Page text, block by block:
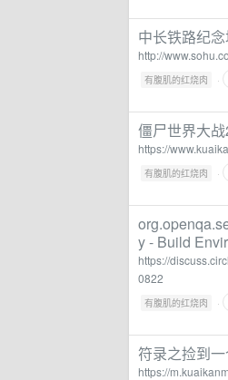
中长铁路纪
http://
有腹肌的红烧肉 ·
僵尸世界大
https://
有腹肌的红烧肉 ·
y - Build
https://
0822
有腹肌的红烧肉 ·
符录之捡到
https://